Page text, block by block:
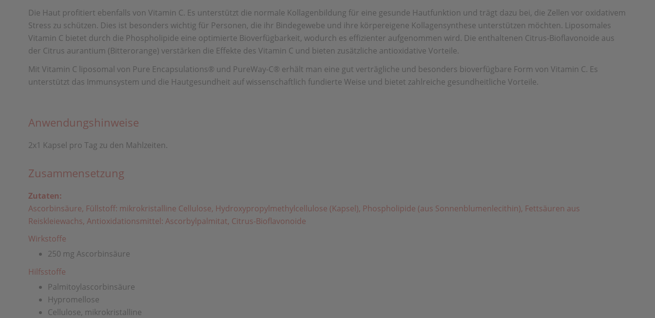
Die Haut profitiert ebenfalls von Vitamin C. Es unterstützt die normale Kollagenbildung für eine gesunde Hautfunktion und trägt dazu bei, die Zellen vor oxidativem
Stress zu schützen. Dies ist besonders wichtig für Personen, die ihr Bindegewebe und ihre körpereigene Kollagensynthese unterstützen möchten. Liposomales
Vitamin C bietet durch die Phospholipide eine optimierte Bioverfügbarkeit, wodurch es effizienter aufgenommen wird. Die enthaltenen Citrus-Bioflavonoide aus
der Citrus aurantium (Bitterorange) verstärken die Effekte des Vitamin C und bieten zusätzliche antioxidative Vorteile.
Mit Vitamin C liposomal von Pure Encapsulations® und PureWay-C® erhält man eine gut verträgliche und besonders bioverfügbare Form von Vitamin C. Es
unterstützt das Immunsystem und die Hautgesundheit auf wissenschaftlich fundierte Weise und bietet zahlreiche gesundheitliche Vorteile.
Anwendungshinweise
2x1 Kapsel pro Tag zu den Mahlzeiten.
Zusammensetzung
Zutaten:
Ascorbinsäure, Füllstoff: mikrokristalline Cellulose, Hydroxypropylmethylcellulose (Kapsel), Phospholipide (aus Sonnenblumenlecithin), Fettsäuren aus
Reiskleiewachs, Antioxidationsmittel: Ascorbylpalmitat, Citrus-Bioflavonoide
Wirkstoffe
250 mg Ascorbinsäure
Hilfsstoffe
Palmitoylascorbinsäure
Hypromellose
Cellulose, mikrokristalline